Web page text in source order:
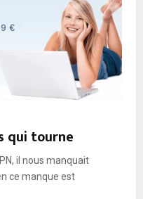
qui tourne
il nous manquait
ce manque est